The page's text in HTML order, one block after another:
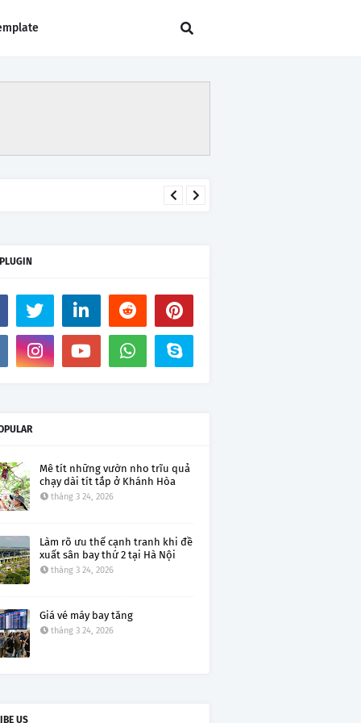
Mê tít những vườn nho trĩu quả
chạy dài tít tắp ở Khánh Hòa
tháng 3 24, 2026
Làm rõ ưu thế cạnh tranh khi đề
xuất sân bay thứ 2 tại Hà Nội
tháng 3 24, 2026
Giá vé máy bay tăng
tháng 3 24, 2026
US